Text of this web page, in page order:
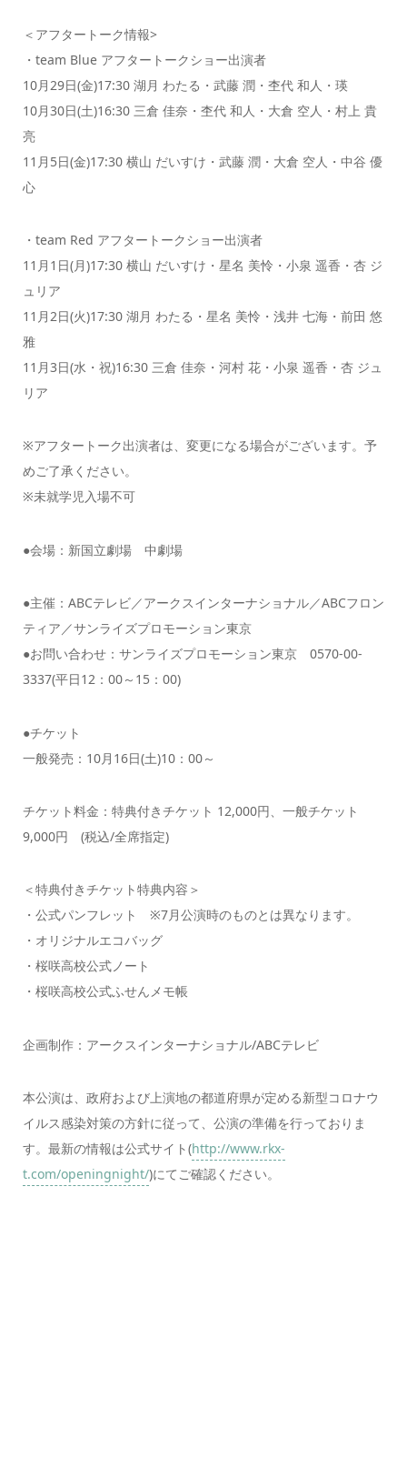
＜アフタートーク情報>
・team Blue アフタートークショー出演者
10⽉29⽇(⾦)17:30 湖⽉ わたる・武藤 潤・杢代 和⼈・瑛
10⽉30⽇(⼟)16:30 三倉 佳奈・杢代 和⼈・⼤倉 空⼈・村上 貴
亮
11⽉5⽇(⾦)17:30 横⼭ だいすけ・武藤 潤・⼤倉 空⼈・中⾕ 優
⼼
・team Red アフタートークショー出演者
11⽉1⽇(⽉)17:30 横⼭ だいすけ・星名 美怜・⼩泉 遥⾹・杏 ジ
ュリア
11⽉2⽇(⽕)17:30 湖⽉ わたる・星名 美怜・浅井 七海・前⽥ 悠
雅
11⽉3⽇(⽔・祝)16:30 三倉 佳奈・河村 花・⼩泉 遥⾹・杏 ジュ
リア
※アフタートーク出演者は、変更になる場合がございます。予
めご了承ください。
※未就学児入場不可
●会場：新国立劇場 中劇場
●主催：ABCテレビ／アークスインターナショナル／ABCフロン
ティア／サンライズプロモーション東京
●お問い合わせ：サンライズプロモーション東京 0570-00-
3337(平日12：00～15：00)
●チケット
一般発売：10月16日(土)10：00～
チケット料金：特典付きチケット 12,000円、一般チケット
9,000円 (税込/全席指定)
＜特典付きチケット特典内容＞
・公式パンフレット ※7月公演時のものとは異なります。
・オリジナルエコバッグ
・桜咲高校公式ノート
・桜咲高校公式ふせんメモ帳
企画制作：アークスインターナショナル/ABCテレビ
本公演は、政府および上演地の都道府県が定める新型コロナウ
イルス感染対策の方針に従って、公演の準備を行っておりま
す。最新の情報は公式サイト(http://www.rkx-
t.com/openingnight/)にてご確認ください。